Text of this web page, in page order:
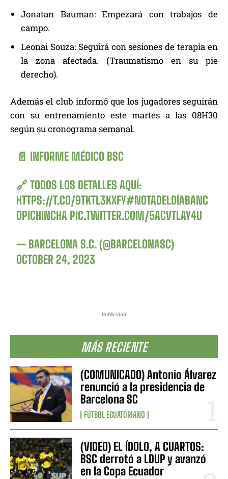
Publicidad
MÁS RECIENTE
(COMUNICADO) Antonio Álvarez
renunció a la presidencia de
Barcelona SC
FÚTBOL ECUATORIANO
(VIDEO) EL ÍDOLO, A CUARTOS:
BSC derrotó a LDUP y avanzó
en la Copa Ecuador
Jonatan Bauman: Empezará con trabajos de
campo.
Leonai Souza: Seguirá con sesiones de terapia en
la zona afectada. (Traumatismo en su pie
derecho).
Además el club informó que los jugadores seguirán
con su entrenamiento este martes a las 08H30
según su cronograma semanal.
📄 INFORME MÉDICO BSC
🔗 TODOS LOS DETALLES AQUÍ:
HTTPS://T.CO/9TKTL3KXFY#NOTADELDÍABANC
OPICHINCHA PIC.TWITTER.COM/5ACVTLAY4U
— BARCELONA S.C. (@BARCELONASC)
OCTOBER 24, 2023